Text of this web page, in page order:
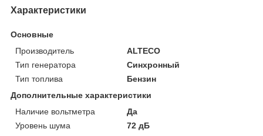
Характеристики
Основные
Производитель
ALTECO
Тип генератора
Синхронный
Тип топлива
Бензин
Дополнительные характеристики
Наличие вольтметра
Да
Уровень шума
72 дБ